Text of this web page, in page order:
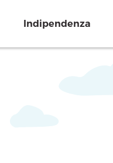
Indipendenza